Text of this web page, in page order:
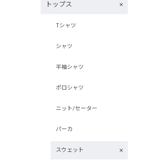
トップス
Tシャツ
シャツ
半袖シャツ
ポロシャツ
ニット/セーター
パーカ
スウェット